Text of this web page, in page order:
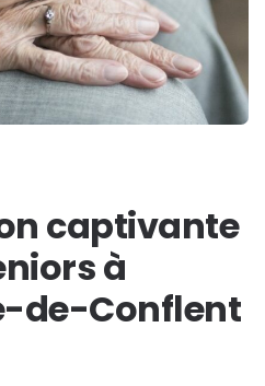
captivante
à
de-Conflent